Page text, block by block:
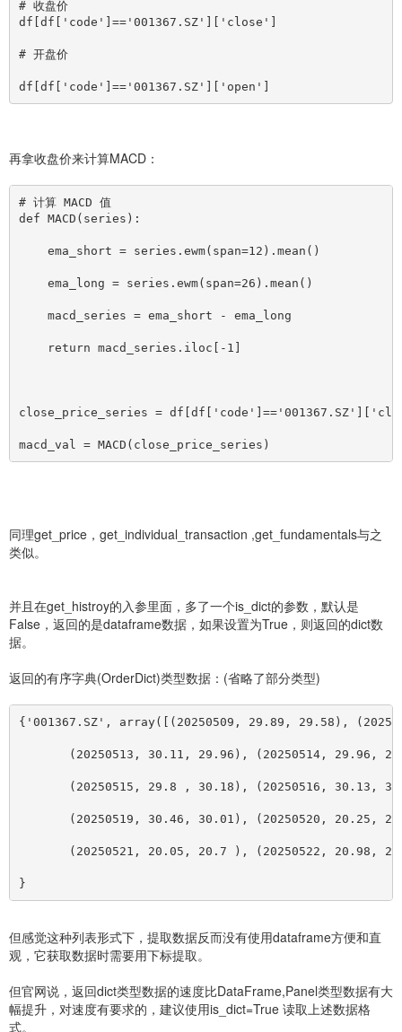
# 收盘价
df [df [ 'code']=='001367.SZ'] [ 'close']
# 开盘价
df [df [ 'code']=='001367.SZ'] [ 'open']
再拿收盘价来计算MACD：
# 计算 MACD 值
def MACD(series):
    ema_short = series.ewm(span=12).mean()
    ema_long = series.ewm(span=26).mean()
    macd_series = ema_short - ema_long
    return macd_series.iloc
[ -1]
close_price_series = df [df [ 'code']=='001367.SZ'] [
macd_val = MACD(close_price_series)
同理get_price，get_individual_transaction ,get_fundamentals与之
类似。
并且在get_histroy的入参里面，多了一个is_dict的参数，默认是
False，返回的是dataframe数据，如果设置为True，则返回的dict数
据。
返回的有序字典(OrderDict)类型数据：(省略了部分类型)
{'001367.SZ', array( [ (20250509, 29.89, 29.58),
(20250513, 30.11, 29.96), (20250514, 29.96,
(20250515, 29.8 , 30.18), (20250516, 30.13,
(20250519, 30.46, 30.01), (20250520, 20.25,
(20250521, 20.05, 20.7 ), (20250522, 20.98,
}
但感觉这种列表形式下，提取数据反而没有使用dataframe方便和直
观，它获取数据时需要用下标提取。
但官网说，返回dict类型数据的速度比DataFrame,Panel类型数据有大
幅提升，对速度有要求的，建议使用is_dict=True 读取上述数据格
式。